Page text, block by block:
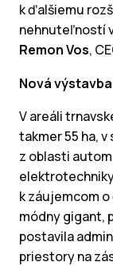
k ďalšiemu
nehnuteľností
Remon Vos,
Nová
V areáli
takmer 55 ha,
z oblasti
k záujemcom
módny gigant,
postavila
priestory na